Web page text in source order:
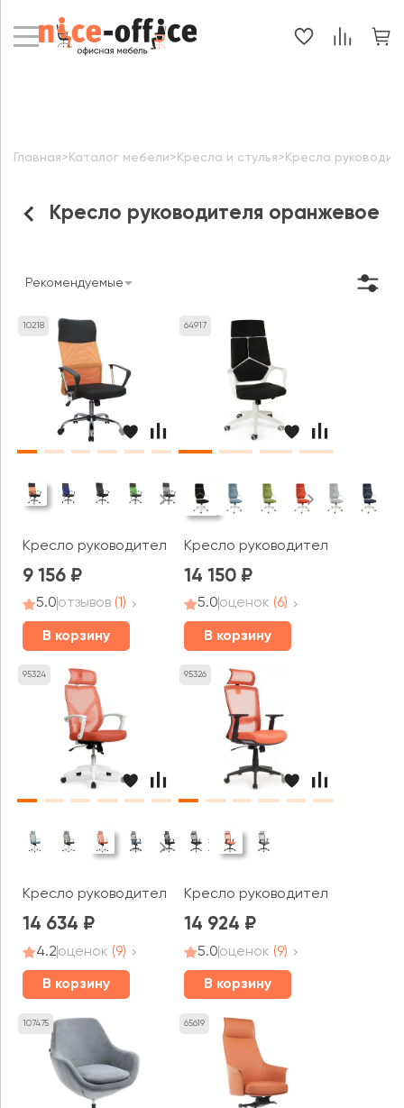
Кресло руководителя оранжевое
Главная> Каталог мебели> Кресла и стулья> Кресла
Рекомендуемые
10218
Кресло руководителя RV ЧЕЙР Смарт / Smart (8074)
9 156
5.0отзывов (1)
В корзину
64917
Кресло руководителя Norden
14 150
5.0оценок (6)
В корзину
95324
Кресло руководителя RV ДИЗАЙН Оливер / Oliver (W-
14 634
4.2оценок (9)
В корзину
95326
Кресло руководителя RV
14 924
5.0оценок (9)
В корзину
107475 65619